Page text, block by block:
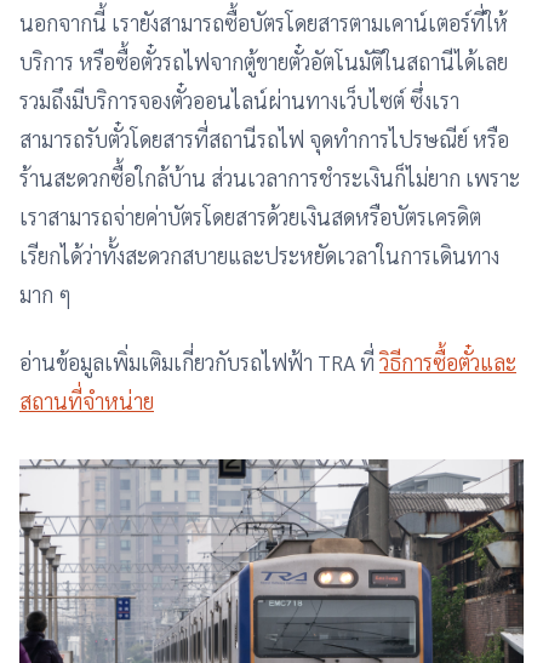
นอกจากนี้ เรายังสามารถซื้อบัตรโดยสารตามเคาน์เตอร์ที่ให้
บริการ หรือซื้อตั๋วรถไฟจากตู้ขายตั๋วอัตโนมัติในสถานีได้เลย
รวมถึงมีบริการจองตั๋วออนไลน์ผ่านทางเว็บไซต์ ซึ่งเรา
สามารถรับตั๋วโดยสารที่สถานีรถไฟ จุดทำการไปรษณีย์ หรือ
ร้านสะดวกซื้อใกล้บ้าน ส่วนเวลาการชำระเงินก็ไม่ยาก เพราะ
เราสามารถจ่ายค่าบัตรโดยสารด้วยเงินสดหรือบัตรเครดิต
เรียกได้ว่าทั้งสะดวกสบายและประหยัดเวลาในการเดินทาง
มาก ๆ
อ่านข้อมูลเพิ่มเติมเกี่ยวกับรถไฟฟ้า TRA ที่ วิธีการซื้อตั๋วและ
สถานที่จำหน่าย